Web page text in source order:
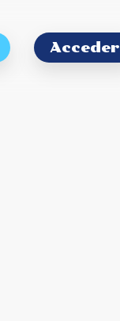
Acceder